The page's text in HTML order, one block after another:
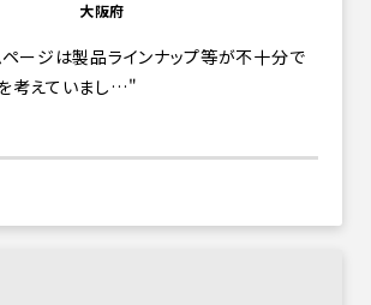
大阪府
ージは製品ラインナップ等が不十分で
考えていまし…